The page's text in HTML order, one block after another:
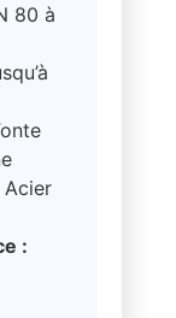
80 à
Acier
: